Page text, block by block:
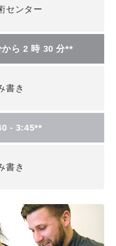
センター
ら 2 時 30 分**
書き
- 3:45**
書き